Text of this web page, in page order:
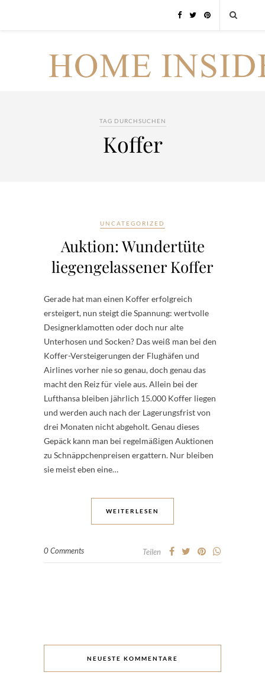
TAG DURCHSUCHEN
Koffer
UNCATEGORIZED
Auktion: Wundertüte
liegengelassener Koffer
Gerade hat man einen Koffer erfolgreich
ersteigert, nun steigt die Spannung: wertvolle
Designerklamotten oder doch nur alte
Unterhosen und Socken? Das weiß man bei den
Koffer-Versteigerungen der Flughäfen und
Airlines vorher nie so genau, doch genau das
macht den Reiz für viele aus. Allein bei der
Lufthansa bleiben jährlich 15.000 Koffer liegen
und werden auch nach der Lagerungsfrist von
drei Monaten nicht abgeholt. Genau dieses
Gepäck kann man bei regelmäßigen Auktionen
zu Schnäppchenpreisen ergattern. Nur bleiben
sie meist eben eine…
WEITERLESEN
0 Comments Teilen
NEUESTE KOMMENTARE